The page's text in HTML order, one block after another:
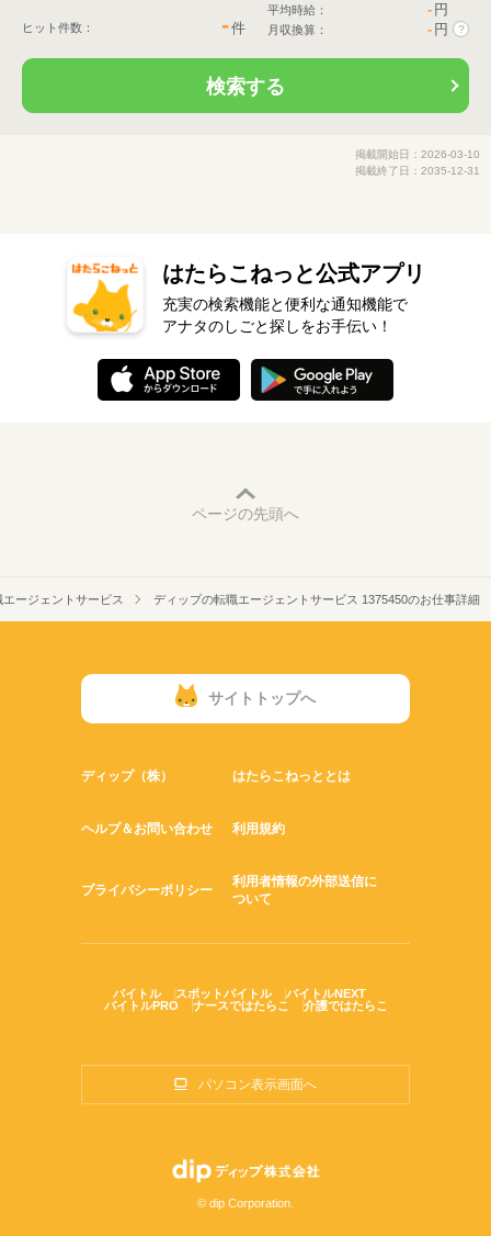
ヒット件数： -件
平均時給： - 円
月収換算： - 円 ?
検索する
掲載開始日：2026-03-10
掲載終了日：2035-12-31
はたらこねっと公式アプリ
充実の検索機能と便利な通知機能で
アナタのしごと探しをお手伝い！
ページの先頭へ
ージェントサービス ディップの転職エージェントサービス 1375450のお仕事詳細
サイトトップへ
ディップ（株） はたらこねっととは
ヘルプ＆お問い合わせ 利用規約
プライバシーポリシー
利用者情報の外部送信に
ついて
バイトル スポットバイトル
バイトルNEXT
バイトルPRO
ナースではたらこ 介護ではたらこ
パソコン表示画面へ
© dip Corporation.